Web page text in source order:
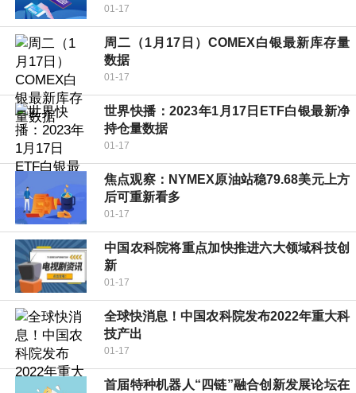
01-17
周二（1月17日）COMEX白银最新库存量
数据
01-17
世界快播：2023年1月17日ETF白银最新净
持仓量数据
01-17
焦点观察：NYMEX原油站稳79.68美元上方
后可重新看多
01-17
中国农科院将重点加快推进六大领域科技创
新
01-17
全球快消息！中国农科院发布2022年重大科
技产出
01-17
首届特种机器人“四链”融合创新发展论坛在